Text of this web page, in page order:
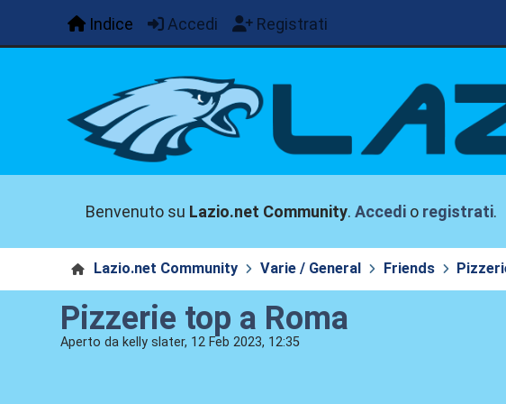
Indice Accedi Registrati
Benvenuto su Lazio.net Community.Accedi o registrati.
Lazio.net Community Varie / General Friends
Pizzerie top a Roma
Aperto da kelly slater, 12 Feb 2023, 12:35